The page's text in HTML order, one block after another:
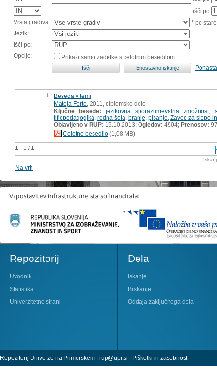
išči po
Vrsta gradiva:
* po
Jezik:
Išči po:
Opcije:
Prikaži samo zadetke s celotnim besedilom
1 - 1 / 1
1. Beseda v temi
Mateja Forte , 2011, diplomsko delo
Ključne besede:
jezikovna sporazumevalna zmožnost,
tiflopedagogika redna šola branje pisanje Zavod za slepo
Objavljeno v RUP: 15.10.2013; Ogledov: 4904; Prenosov: 97
Celotno besedilo (1,08 MB)
Na vrh
Repozitorij
Uvodnik
Statistika
Univerzitetne strani
Dela
Iskanje
Brskanje
Oddaja zaključnega dela
Repozitorij Univerze na Primorskem | rup@upr.si | Piškotki in zasebnost